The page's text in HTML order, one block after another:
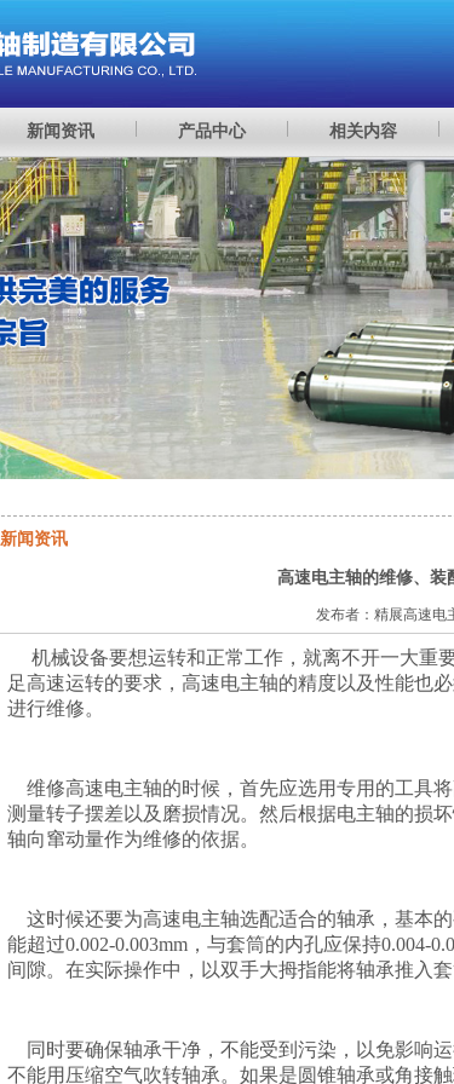
新闻资讯 产品中心 相关内容
新闻资讯
高速电主轴的维修、装
发布者：精展高速电
机械设备要想运转和正常工作，就离不开一大重
足高速运转的要求，高速电主轴的精度以及性能也
进行维修。
维修高速电主轴的时候，首先应选用专用的工具
测量转子摆差以及磨损情况。然后根据电主轴的损
轴向窜动量作为维修的依据。
这时候还要为高速电主轴选配适合的轴承，基本
能超过0.002-0.003mm ，与套筒的内孔应保持0.004-
间隙。在实际操作中，以双手大拇指能将轴承推入套
同时要确保轴承干净，不能受到污染，以免影响
不能用压缩空气吹转轴承。如果是圆锥轴承或角接